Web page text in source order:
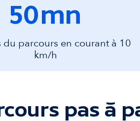
50mn
du parcours en courant à 10
km/h
pas à